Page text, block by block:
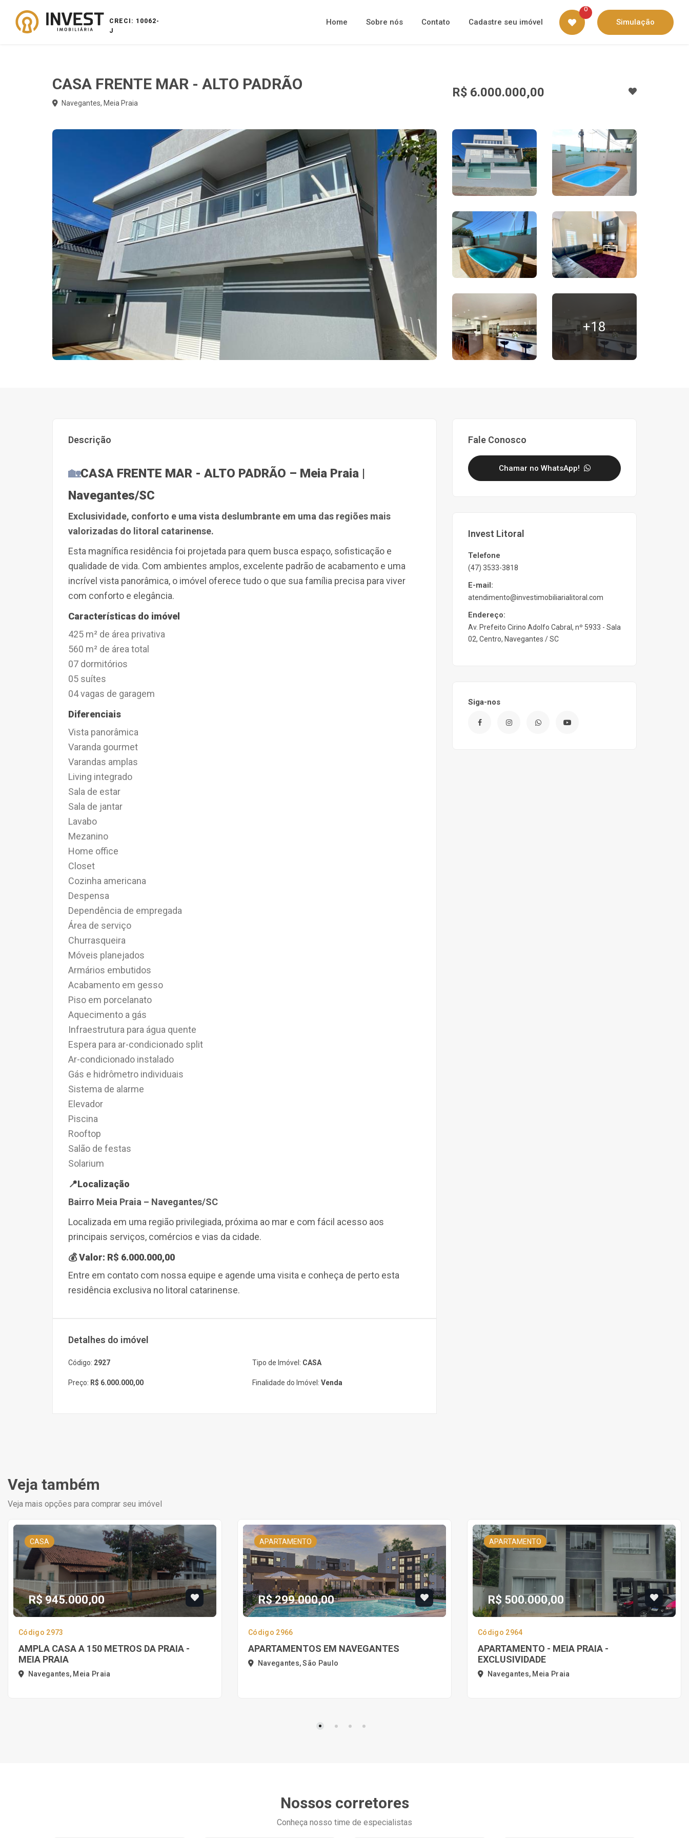
CRECI: 10062-
J
Home Sobre nós Contato Cadastre seu imóvel
0
Simulação
CASA FRENTE MAR - ALTO PADRÃO
Navegantes, Meia Praia
R$ 6.000.000,00
+18
Descrição
🏡CASA FRENTE MAR - ALTO PADRÃO – Meia Praia |
Navegantes/SC
Exclusividade, conforto e uma vista deslumbrante em uma das regiões mais
valorizadas do litoral catarinense.
Esta magnífica residência foi projetada para quem busca espaço, sofisticação e
qualidade de vida. Com ambientes amplos, excelente padrão de acabamento e uma
incrível vista panorâmica, o imóvel oferece tudo o que sua família precisa para viver
com conforto e elegância.
Características do imóvel
425 m² de área privativa
560 m² de área total
07 dormitórios
05 suítes
04 vagas de garagem
Diferenciais
Vista panorâmica
Varanda gourmet
Varandas amplas
Living integrado
Sala de estar
Sala de jantar
Lavabo
Mezanino
Home office
Closet
Cozinha americana
Despensa
Dependência de empregada
Área de serviço
Churrasqueira
Móveis planejados
Armários embutidos
Acabamento em gesso
Piso em porcelanato
Aquecimento a gás
Infraestrutura para água quente
Espera para ar-condicionado split
Ar-condicionado instalado
Gás e hidrômetro individuais
Sistema de alarme
Elevador
Piscina
Rooftop
Salão de festas
Solarium
📍Localização
Bairro Meia Praia – Navegantes/SC
Localizada em uma região privilegiada, próxima ao mar e com fácil acesso aos
principais serviços, comércios e vias da cidade.
💰 Valor: R$ 6.000.000,00
Entre em contato com nossa equipe e agende uma visita e conheça de perto esta
residência exclusiva no litoral catarinense.
Detalhes do imóvel
Código: 2927
Preço: R$ 6.000.000,00
Tipo de Imóvel: CASA
Finalidade do Imóvel: Venda
Fale Conosco
Chamar no WhatsApp!
Invest Litoral
Telefone
(47) 3533-3818
E-mail:
atendimento@investimobiliarialitoral.com
Endereço:
Av. Prefeito Cirino Adolfo Cabral, nº 5933 - Sala
02, Centro, Navegantes / SC
Siga-nos
Veja também
Veja mais opções para comprar seu imóvel
CASA
R$ 945.000,00
Código 2973
AMPLA CASA A 150 METROS DA PRAIA -
MEIA PRAIA
Navegantes, Meia Praia
APARTAMENTO
R$ 299.000,00
Código 2966
APARTAMENTOS EM NAVEGANTES
Navegantes, São Paulo
APARTAMENTO
R$ 500.000,00
Código 2964
APARTAMENTO - MEIA PRAIA -
EXCLUSIVIDADE
Navegantes, Meia Praia
Nossos corretores
Conheça nosso time de especialistas